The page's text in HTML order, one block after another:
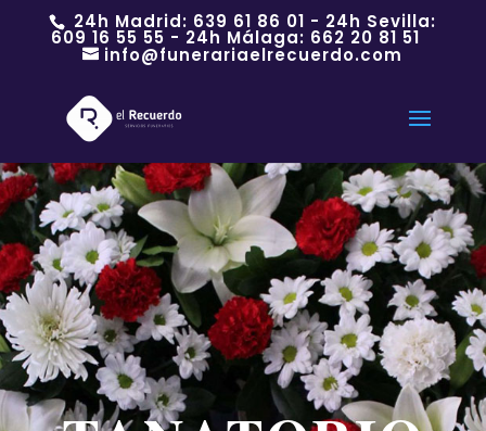
24h Madrid: 639 61 86 01 - 24h Sevilla:
609 16 55 55 - 24h Málaga: 662 20 81 51
info@funerariaelrecuerdo.com